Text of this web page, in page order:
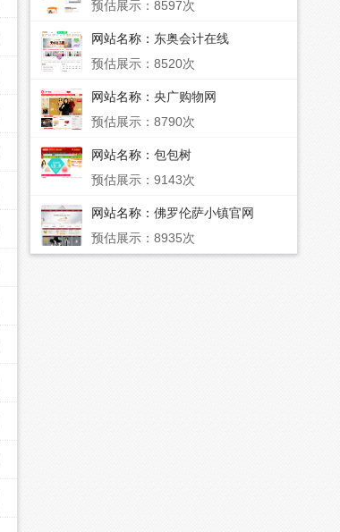
预估展示：8597次
网站名称： 东奥会计在线
预估展示：8520次
网站名称： 央广购物网
预估展示：8790次
网站名称： 包包树
预估展示：9143次
网站名称： 佛罗伦萨小镇官网
预估展示：8935次